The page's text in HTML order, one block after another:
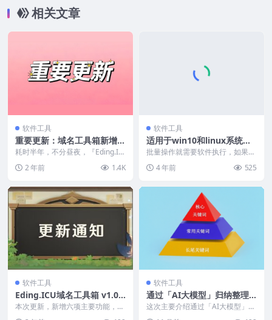
相关文章
软件工具
重要更新：域名工具箱新增域
名历史查询功能
耗时半年，不分昼夜，『Eding.IC
询功能（即域...
2 年前 1.4K
软件工具
适用于win10和linux系统开
源压缩软件7-Zip，极高的压
缩比避免中文乱码
批量操作就需要软件执行，如果你
文件，内页URL必然...
4 年前 525
软件工具
Eding.ICU域名工具箱 v1.0.2
024.508更新日志
本次更新，新增六项主要功能，另
软件工具
通过「AI大模型」归纳整理
关键词及相关词
这次主要介绍通过「AI大模型」如